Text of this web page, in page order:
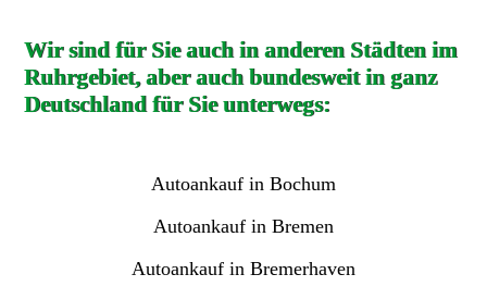
Wir sind für Sie auch in anderen Städten im
Ruhrgebiet, aber auch bundesweit in ganz
Deutschland für Sie unterwegs:
Autoankauf in Bochum
Autoankauf in Bremen
Autoankauf in Bremerhaven